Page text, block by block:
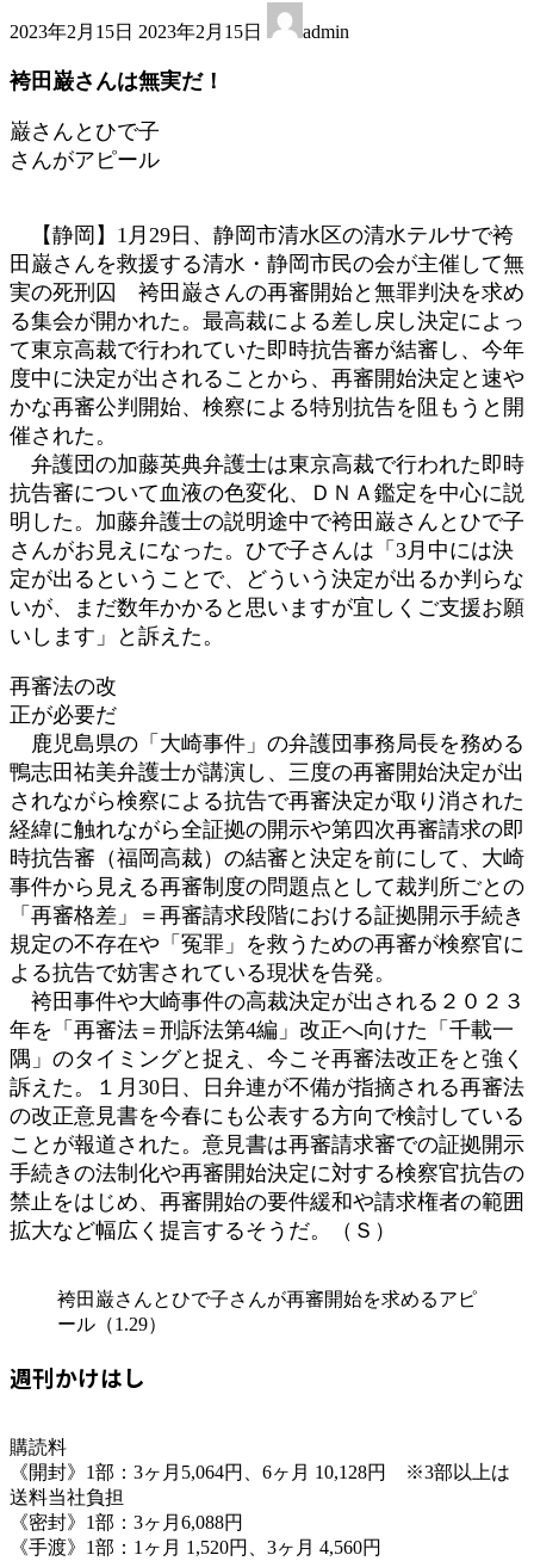
2023年2月15日 終
新
時
:
2023年2月15日 admin
袴田巌さんは無実だ！
巌さんとひで子
さんがアピール
【静岡】1月29日、静岡市清水区の清水テルサで袴
田巌さんを救援する清水・静岡市民の会が主催して無
実の死刑囚 袴田巌さんの再審開始と無罪判決を求め
る集会が開かれた。最高裁による差し戻し決定によっ
て東京高裁で行われていた即時抗告審が結審し、今年
度中に決定が出されることから、再審開始決定と速や
かな再審公判開始、検察による特別抗告を阻もうと開
催された。
弁護団の加藤英典弁護士は東京高裁で行われた即時
抗告審について血液の色変化、ＤＮＡ鑑定を中心に説
明した。加藤弁護士の説明途中で袴田巌さんとひで子
さんがお見えになった。ひで子さんは「3月中には決
定が出るということで、どういう決定が出るか判らな
いが、まだ数年かかると思いますが宜しくご支援お願
いします」と訴えた。
再審法の改
正が必要だ
鹿児島県の「大崎事件」の弁護団事務局長を務める
鴨志田祐美弁護士が講演し、三度の再審開始決定が出
されながら検察による抗告で再審決定が取り消された
経緯に触れながら全証拠の開示や第四次再審請求の即
時抗告審（福岡高裁）の結審と決定を前にして、大崎
事件から見える再審制度の問題点として裁判所ごとの
「再審格差」＝再審請求段階における証拠開示手続き
規定の不存在や「冤罪」を救うための再審が検察官に
よる抗告で妨害されている現状を告発。
袴田事件や大崎事件の高裁決定が出される２０２３
年を「再審法＝刑訴法第4編」改正へ向けた「千載一
隅」のタイミングと捉え、今こそ再審法改正をと強く
訴えた。１月30日、日弁連が不備が指摘される再審法
の改正意見書を今春にも公表する方向で検討している
ことが報道された。意見書は再審請求審での証拠開示
手続きの法制化や再審開始決定に対する検察官抗告の
禁止をはじめ、再審開始の要件緩和や請求権者の範囲
拡大など幅広く提言するそうだ。（Ｓ）
袴田巌さんとひで子さんが再審開始を求めるアピ
ール（1.29）
週刊かけはし
購読料
《開封》1部：3ヶ月5,064円、6ヶ月 10,128円 ※3部以上は
送料当社負担
《密封》1部：3ヶ月6,088円
《手渡》1部：1ヶ月 1,520円、3ヶ月 4,560円